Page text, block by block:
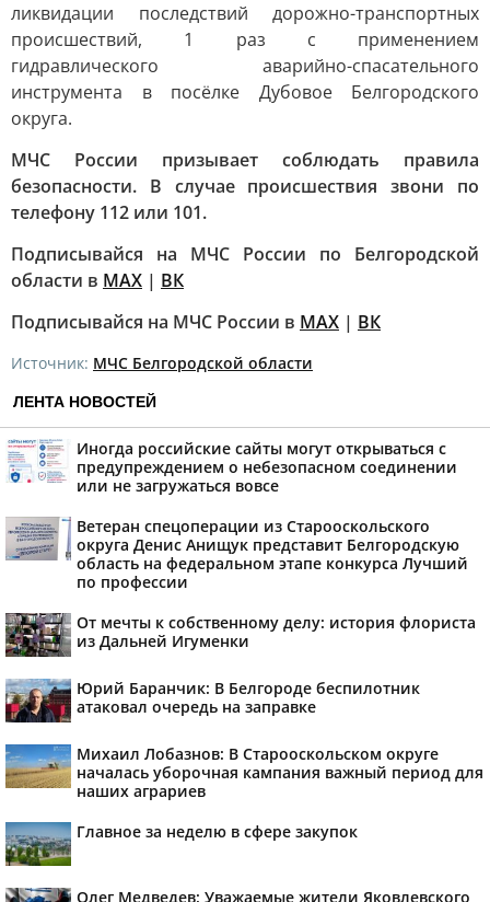
ликвидации последствий дорожно-транспортных
происшествий, 1 раз с применением
гидравлического аварийно-спасательного
инструмента в посёлке Дубовое Белгородского
округа.
МЧС России призывает соблюдать правила
безопасности. В случае происшествия звони по
телефону 112 или 101.
Подписывайся на МЧС России по Белгородской
области в MAX | ВК
Подписывайся на МЧС России в MAX | ВК
Источник: МЧС Белгородской области
ЛЕНТА НОВОСТЕЙ
Иногда российские сайты могут открываться с
предупреждением о небезопасном соединении
или не загружаться вовсе
Ветеран спецоперации из Старооскольского
округа Денис Анищук представит Белгородскую
область на федеральном этапе конкурса Лучший
по профессии
От мечты к собственному делу: история флориста
из Дальней Игуменки
Юрий Баранчик: В Белгороде беспилотник
атаковал очередь на заправке
Михаил Лобазнов: В Старооскольском округе
началась уборочная кампания важный период для
наших аграриев
Главное за неделю в сфере закупок
Олег Медведев: Уважаемые жители Яковлевского